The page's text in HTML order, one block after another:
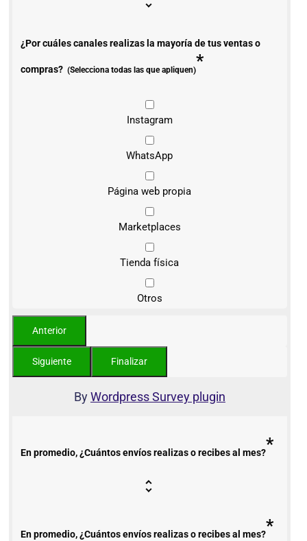
¿Por cuáles canales realizas la mayoría de tus ventas o
compras? (Selecciona todas las que apliquen)*
Instagram
WhatsApp
Página web propia
Marketplaces
Tienda física
Otros
ByWordpress Survey plugin
En promedio, ¿Cuántos envíos realizas o recibes al mes?*
En promedio, ¿Cuántos envíos realizas o recibes al mes?*